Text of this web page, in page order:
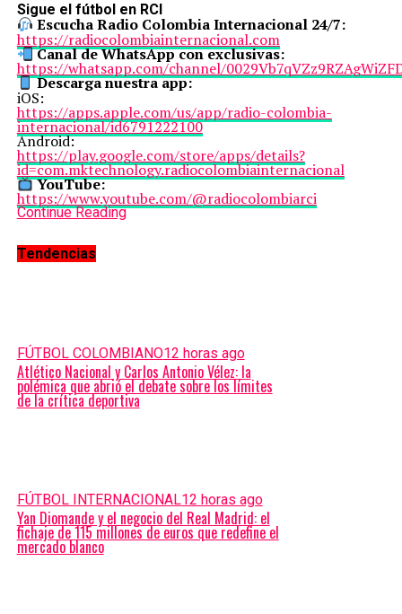
Sigue el fútbol en RCI
Escucha Radio Colombia Internacional 24/7:
https://radiocolombiainternacional.com
Canal de WhatsApp con exclusivas:
https://whatsapp.com/channel/
Descarga nuestra app:
iOS:
https://apps.apple.com/us/app/radio-colombia-
internacional/id6791222100
Android:
https://play.google.com/store/apps/details?
id=com.mktechnology.radiocolombiainternacional
YouTube:
https://www.youtube.com/@radiocolombiarci
Continue Reading
Tendencias
FÚTBOL COLOMBIANO12 horas ago
Atlético Nacional y Carlos Antonio Vélez: la
polémica que abrió el debate sobre los límites
de la crítica deportiva
FÚTBOL INTERNACIONAL12 horas ago
Yan Diomande y el negocio del Real Madrid: el
fichaje de 115 millones de euros que redefine el
mercado blanco